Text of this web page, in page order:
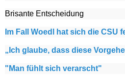
Brisante Entscheidung
Im Fall Woedl hat sich die CSU
„Ich glaube, dass diese
"Man fühlt sich verarscht"